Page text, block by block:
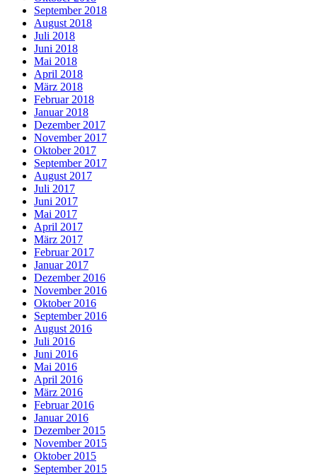
September 2018
August 2018
Juli 2018
Juni 2018
Mai 2018
April 2018
März 2018
Februar 2018
Januar 2018
Dezember 2017
November 2017
Oktober 2017
September 2017
August 2017
Juli 2017
Juni 2017
Mai 2017
April 2017
März 2017
Februar 2017
Januar 2017
Dezember 2016
November 2016
Oktober 2016
September 2016
August 2016
Juli 2016
Juni 2016
Mai 2016
April 2016
März 2016
Februar 2016
Januar 2016
Dezember 2015
November 2015
Oktober 2015
September 2015